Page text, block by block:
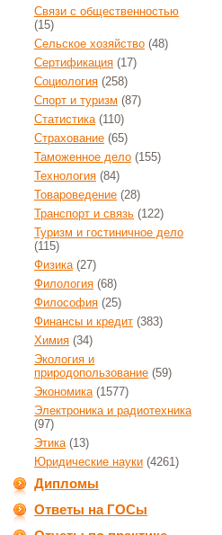
Связи с общественностью
(15)
Сельское хозяйство (48)
Сертификация (17)
Социология (258)
Спорт и туризм (87)
Статистика(110)
Страхование (65)
Таможенное дело (155)
Технология (84)
Товароведение (28)
Транспорт и связь (122)
Туризм и гостиничное дело
(115)
Физика(27)
Филология (68)
Философия (25)
Финансы и кредит (383)
Химия (34)
Экология и
природопользование (59)
Экономика(1577)
Электроника и радиотехника
(97)
Этика(13)
Юридические науки (4261)
Дипломы
Ответы на ГОСы